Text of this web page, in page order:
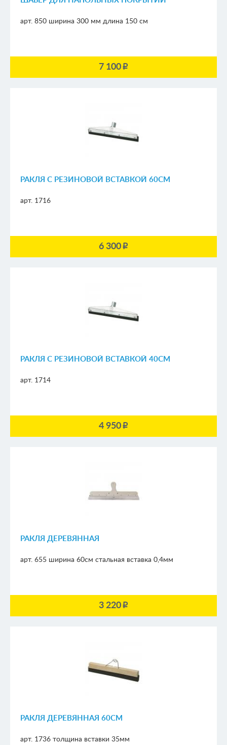
арт. 850 ширина 300 мм длина 150 см
7 100p
РАКЛЯ С РЕЗИНОВОЙ ВСТАВКОЙ 60СМ
арт. 1716
6 300p
РАКЛЯ С РЕЗИНОВОЙ ВСТАВКОЙ 40СМ
арт. 1714
4 950p
РАКЛЯ ДЕРЕВЯННАЯ
арт. 655 ширина 60см стальная вставка 0,4мм
3 220p
РАКЛЯ ДЕРЕВЯННАЯ 60СМ
арт. 1736 толщина вставки 35мм